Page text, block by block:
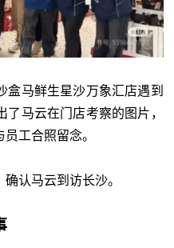
盒马鲜生星沙万象汇店遇到
马云在门店考察的图片，
工合照留念。
认马云到访长沙。